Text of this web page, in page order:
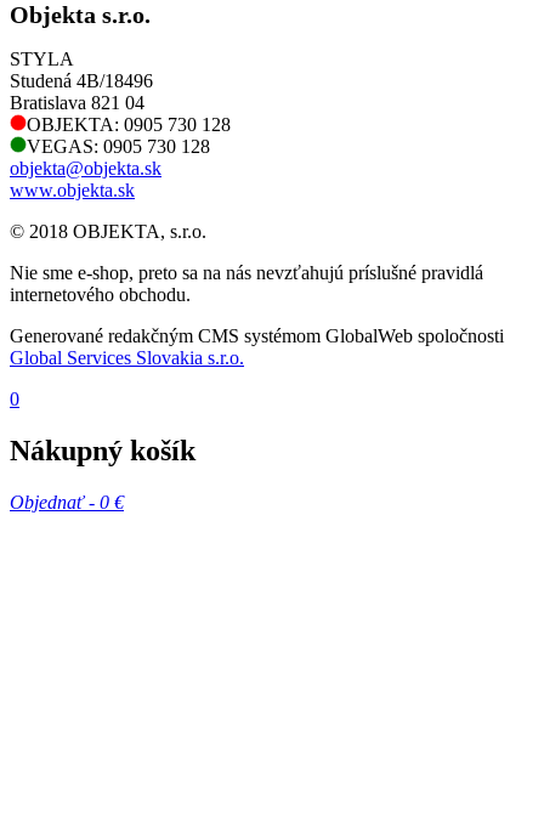
Objekta s.r.o.
STYLA
Studená 4B/18496
Bratislava 821 04
OBJEKTA: 0905 730 128
VEGAS: 0905 730 128
objekta@objekta.sk
www.objekta.sk
© 2018 OBJEKTA, s.r.o.
Nie sme e-shop, preto sa na nás nevzťahujú príslušné pravidlá
internetového obchodu.
Generované redakčným CMS systémom GlobalWeb spoločnosti
Global Services Slovakia s.r.o.
0
Nákupný košík
Objednať - 0 €